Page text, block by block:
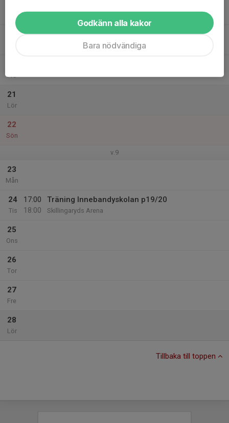
Ons
Fre
21
Lör
22
Sön
v.9
23
Mån
24
Tis
17:00
18:00
Träning Innebandyskolan p19/20
Skillingaryds Arena
25
Ons
26
Tor
27
Fre
28
Lör
Tillbaka till toppen
Godkänn alla kakor
Bara nödvändiga